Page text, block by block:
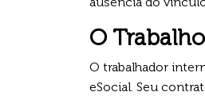
O
O trabalhador
eSocial. Seu